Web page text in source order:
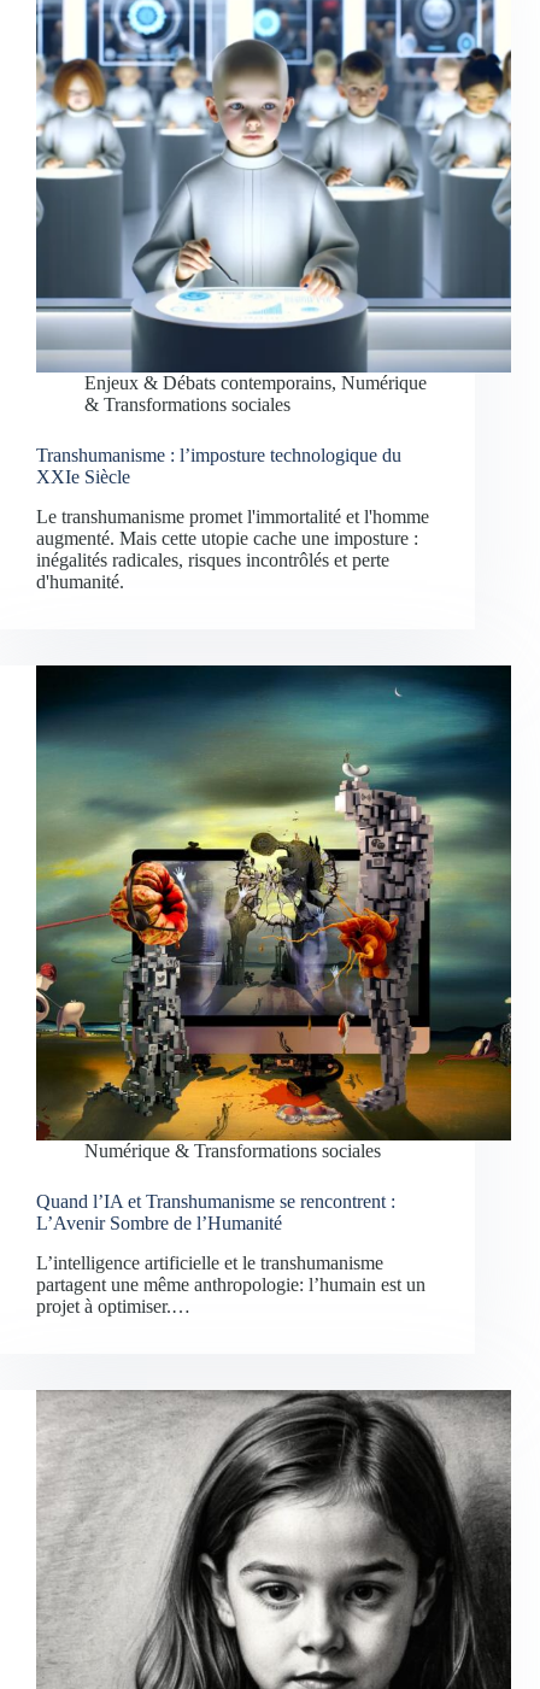
Enjeux & Débats contemporains, Numérique
& Transformations sociales
Transhumanisme : l’imposture technologique du
XXIe Siècle
Le transhumanisme promet l'immortalité et l'homme
augmenté. Mais cette utopie cache une imposture :
inégalités radicales, risques incontrôlés et perte
d'humanité.
Numérique & Transformations sociales
Quand l’IA et Transhumanisme se rencontrent :
L’Avenir Sombre de l’Humanité
L’intelligence artificielle et le transhumanisme
partagent une même anthropologie: l’humain est un
projet à optimiser.…